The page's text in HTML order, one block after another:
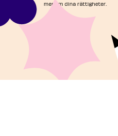
mer om dina rättigheter.